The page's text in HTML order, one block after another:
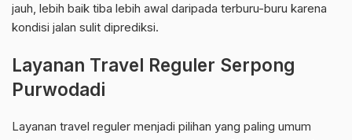
jauh, lebih baik tiba lebih awal daripada terburu-buru karena
kondisi jalan sulit diprediksi.
Layanan Travel Reguler Serpong
Purwodadi
Layanan travel reguler menjadi pilihan yang paling umum